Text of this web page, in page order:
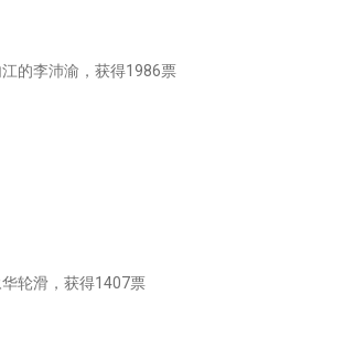
的李沛渝，获得1986票
轮滑，获得1407票